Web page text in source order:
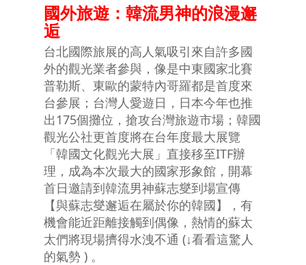
國外旅遊：韓流男神的浪漫邂
逅
台北國際旅展的高人氣吸引來自許多國
外的觀光業者參與，像是中東國家北賽
普勒斯、東歐的蒙特內哥羅都是首度來
台參展；台灣人愛遊日，日本今年也推
出175個攤位，搶攻台灣旅遊市場；韓國
觀光公社更首度將在台年度最大展覽
「韓國文化觀光大展」直接移至ITF辦
理，成為本次最大的國家形象館，開幕
首日邀請到韓流男神蘇志燮到場宣傳
【與蘇志燮邂逅在屬於你的韓國】，有
機會能近距離接觸到偶像，熱情的蘇太
太們將現場擠得水洩不通 (↓看看這驚人
的氣勢 ) 。